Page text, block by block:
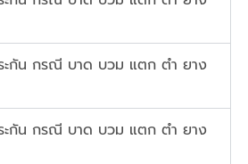
ระกัน กรณี บาด บวม แตก ตำ ยาง
ระกัน กรณี บาด บวม แตก ตำ ยาง